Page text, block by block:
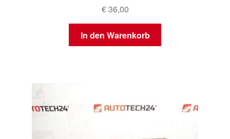
€36,00
In den Warenkorb